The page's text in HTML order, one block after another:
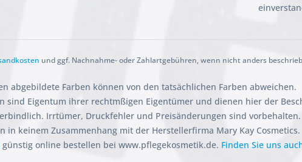
und ggf. Nachnahme- oder Zahlartgebühren, wenn nicht anders
abgebildete Farben können von den tatsächlichen Farben abweichen.
sind Eigentum ihrer rechtmßigen Eigentümer und dienen hier der
Irrtümer, Druckfehler und Preisänderungen sind vorbehalten.
in keinem Zusammenhang mit der Herstellerfirma Mary Kay Cosmetics.
günstig online bestellen bei www.pflegekosmetik.de. Finden Sie uns